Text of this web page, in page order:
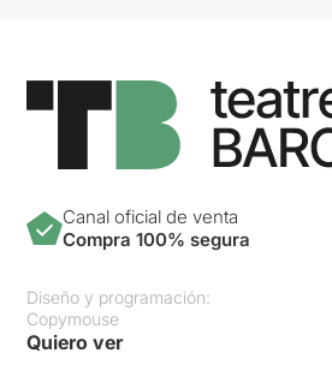
Canal oficial de venta
Compra 100% segura
Diseño y programación:
Copymouse
Quiero ver